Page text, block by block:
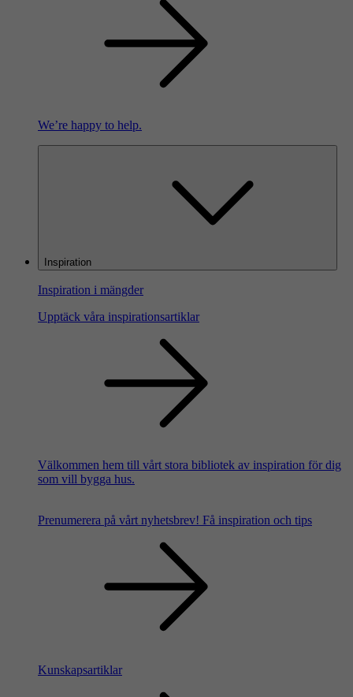
We’re happy to help.
Inspiration
Inspiration i mängder
Upptäck våra inspirationsartiklar
Välkommen hem till vårt stora bibliotek av inspiration för dig
som vill bygga hus.
Prenumerera på vårt nyhetsbrev! Få inspiration och tips
Kunskapsartiklar